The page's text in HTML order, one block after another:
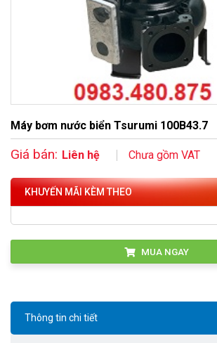
Máy bơm nước biển Tsurumi 100B43.7
Giá bán: Liên hệ Chưa gồm VAT
KHUYẾN MÃI KÈM THEO
MUA NGAY
Thông tin chi tiết